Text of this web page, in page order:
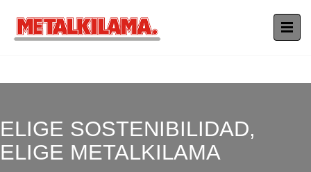
ELIGE SOSTENIBILIDAD,
ELIGE METALKILAMA